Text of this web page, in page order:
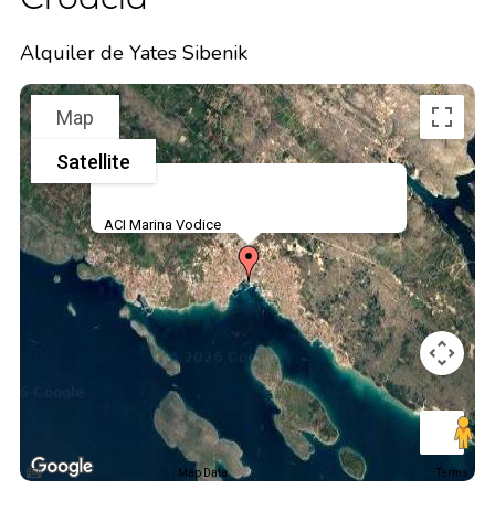
Alquiler de Yates Sibenik
ACI Marina Vodice
Map
Satellite
Map Data Terms